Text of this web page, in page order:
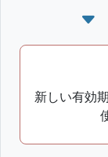
新しい有効